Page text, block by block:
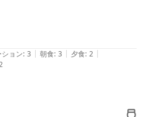
路島＞
ので、乗り換えるのが大変でした
ション: 3 | 朝食: 3 | 夕食: 2 |